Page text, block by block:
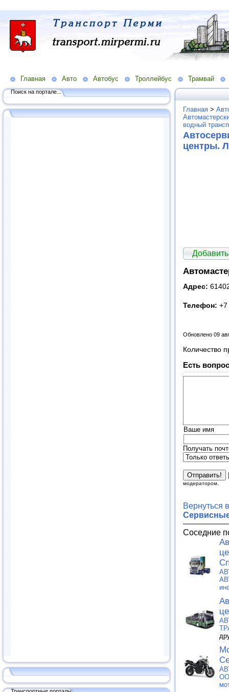
Главная Авто Автобус Троллейбус Трамвай
Поиск на портале...
Главная >
водный
центры.
Адрес:
Телефон: +7
Обновлено 09
Количество
Есть
Ваше имя
Получать
модератором.
Вернуться
Соседние